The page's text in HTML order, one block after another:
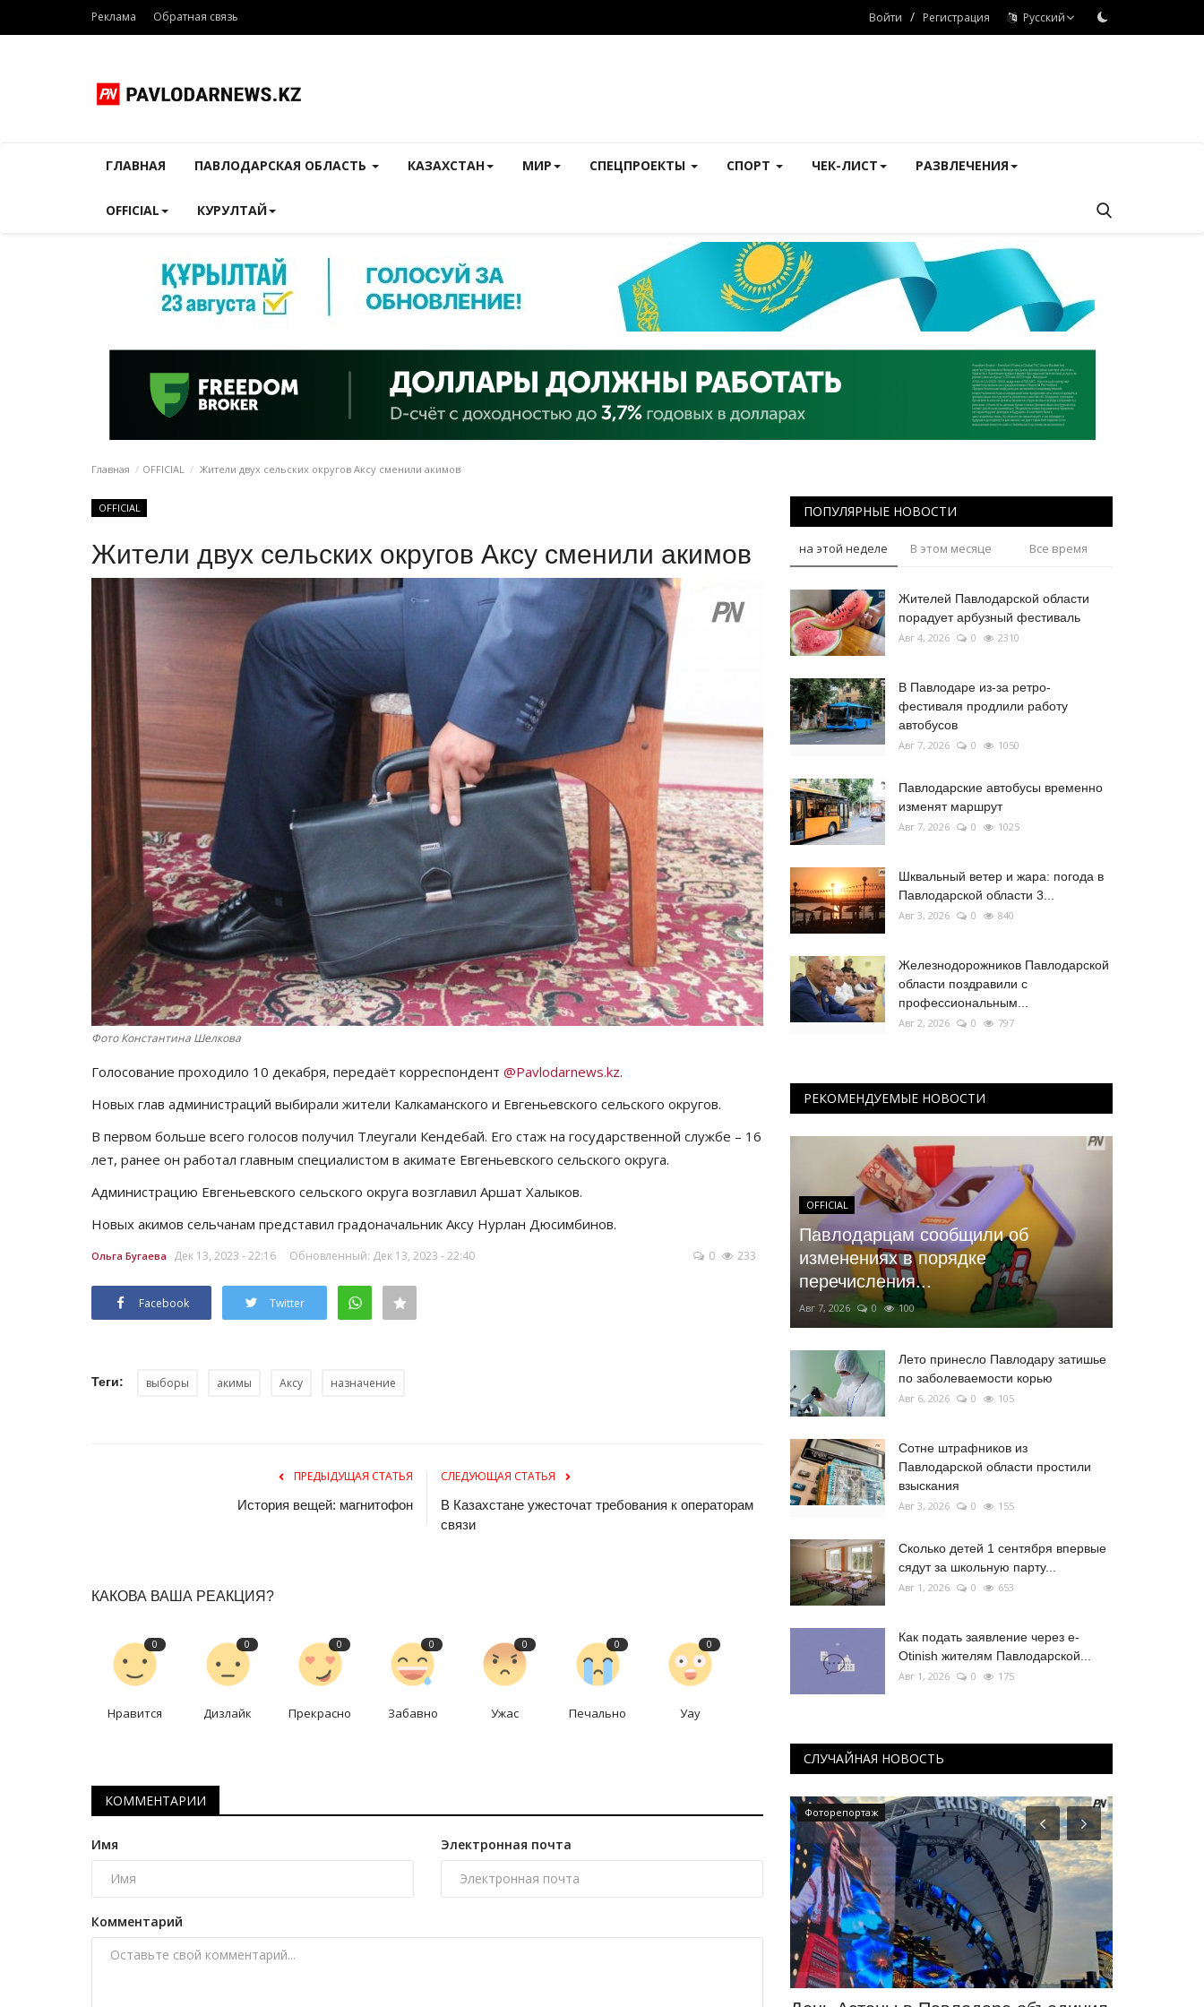
Реклама Обратная связь Войти / Регистрация Русский
ГЛАВНАЯ ПАВЛОДАРСКАЯ ОБЛАСТЬ КАЗАХСТАН МИР СПЕЦПРОЕКТЫ СПОРТ ЧЕК-ЛИСТ РАЗВЛЕЧЕНИЯ
OFFICIAL КУРУЛТАЙ
Главная OFFICIAL Жители двух сельских округов Аксу сменили акимов
OFFICIAL
Жители двух сельских округов Аксу сменили акимов
Фото Константина Шелкова
Голосование проходило 10 декабря, передаёт корреспондент @Pavlodarnews.kz.
Новых глав администраций выбирали жители Калкаманского и Евгеньевского сельского округов.
В первом больше всего голосов получил Тлеугали Кендебай. Его стаж на государственной службе – 16
лет, ранее он работал главным специалистом в акимате Евгеньевского сельского округа.
Администрацию Евгеньевского сельского округа возглавил Аршат Халыков.
Новых акимов сельчанам представил градоначальник Аксу Нурлан Дюсимбинов.
Ольга Бугаева Дек 13, 2023 - 22:16 Обновленный: Дек 13, 2023 - 22:40 0 233
Facebook Twitter
Теги: выборы акимы Аксу назначение
ПРЕДЫДУЩАЯ СТАТЬЯ
История вещей: магнитофон
СЛЕДУЮЩАЯ СТАТЬЯ
В Казахстане ужесточат требования к операторам
связи
КАКОВА ВАША РЕАКЦИЯ?
0
Нравится
0
Дизлайк
0
Прекрасно
0
Забавно
0
Ужас
0
Печально
0
Уау
КОММЕНТАРИИ
Имя Электронная почта
Комментарий
ПОПУЛЯРНЫЕ НОВОСТИ
на этой неделе В этом месяце Все время
Жителей Павлодарской области
порадует арбузный фестиваль
Авг 4, 2026 0 2310
В Павлодаре из-за ретро-
фестиваля продлили работу
автобусов
Авг 7, 2026 0 1050
Павлодарские автобусы временно
изменят маршрут
Авг 7, 2026 0 1025
Шквальный ветер и жара: погода в
Павлодарской области 3...
Авг 3, 2026 0 840
Железнодорожников Павлодарской
области поздравили с
профессиональным...
Авг 2, 2026 0 797
РЕКОМЕНДУЕМЫЕ НОВОСТИ
OFFICIAL
Павлодарцам сообщили об
изменениях в порядке
перечисления...
Авг 7, 2026 0 100
Лето принесло Павлодару затишье
по заболеваемости корью
Авг 6, 2026 0 105
Сотне штрафников из
Павлодарской области простили
взыскания
Авг 3, 2026 0 155
Сколько детей 1 сентября впервые
сядут за школьную парту...
Авг 1, 2026 0 653
Как подать заявление через e-
Otinish жителям Павлодарской...
Авг 1, 2026 0 175
СЛУЧАЙНАЯ НОВОСТЬ
Руками не трогать Образование Фоторепортаж